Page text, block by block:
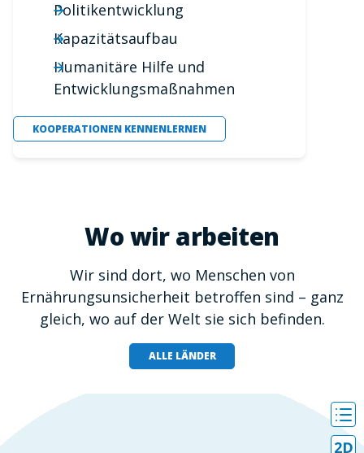
Politikentwicklung
Kapazitätsaufbau
Humanitäre Hilfe und
Entwicklungsmaßnahmen
KOOPERATIONEN KENNENLERNEN
Wo wir arbeiten
Wir sind dort, wo Menschen von
Ernährungsunsicherheit betroffen sind – ganz
gleich, wo auf der Welt sie sich befinden.
ALLE LÄNDER